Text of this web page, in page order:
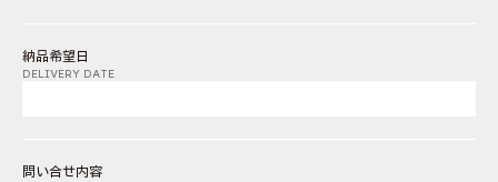
納品希望日
DELIVERY DATE
問い合せ内容